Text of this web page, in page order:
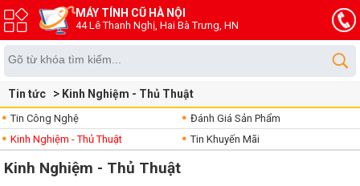
MÁY TÍNH CŨ HÀ NỘI
44 Lê Thanh Nghị, Hai Bà Trưng, HN
Tin tức Kinh Nghiệm - Thủ Thuật
Tin Công Nghệ
Đánh Giá Sản Phẩm
Kinh Nghiệm - Thủ Thuật
Tin Khuyến Mãi
Kinh Nghiệm - Thủ Thuật